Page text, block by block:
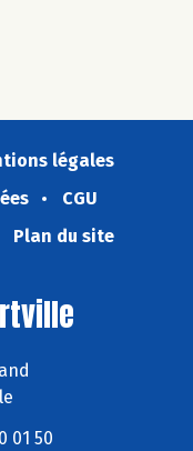
légales
CGU
Plan du site
01 50